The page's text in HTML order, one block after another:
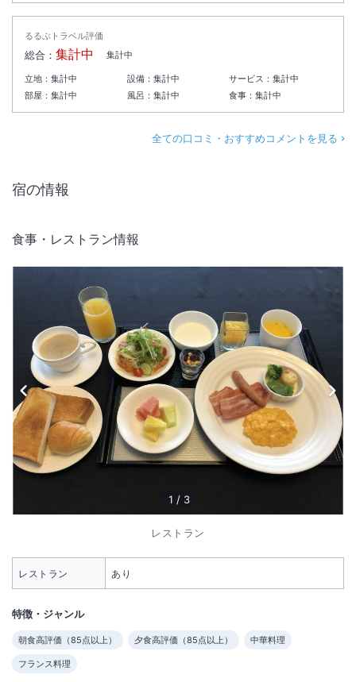
るるぶトラベル評価
総合： 集計中 集計中
立地： 集計中 設備： 集計中 サービス：集計中
部屋： 集計中 風呂： 集計中 食事：集計中
全ての口コミ・おすすめコメントを見る
宿の情報
食事・レストラン情報
1 / 3
レストラン
レストラン あり
特徴・ジャンル
朝食高評価（85点以上） 夕食高評価（85点以上） 中華料理
フランス料理